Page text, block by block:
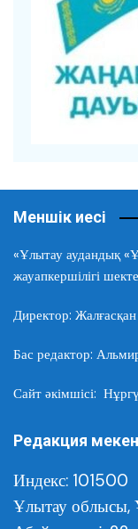
Меншік иесі
«Ұлытау аудандық
жауапкершілігі
Директор:
Бас редактор:
Сайт әкімшісі:
Редакция
Индекс: 101500
Ұлытау облысы,